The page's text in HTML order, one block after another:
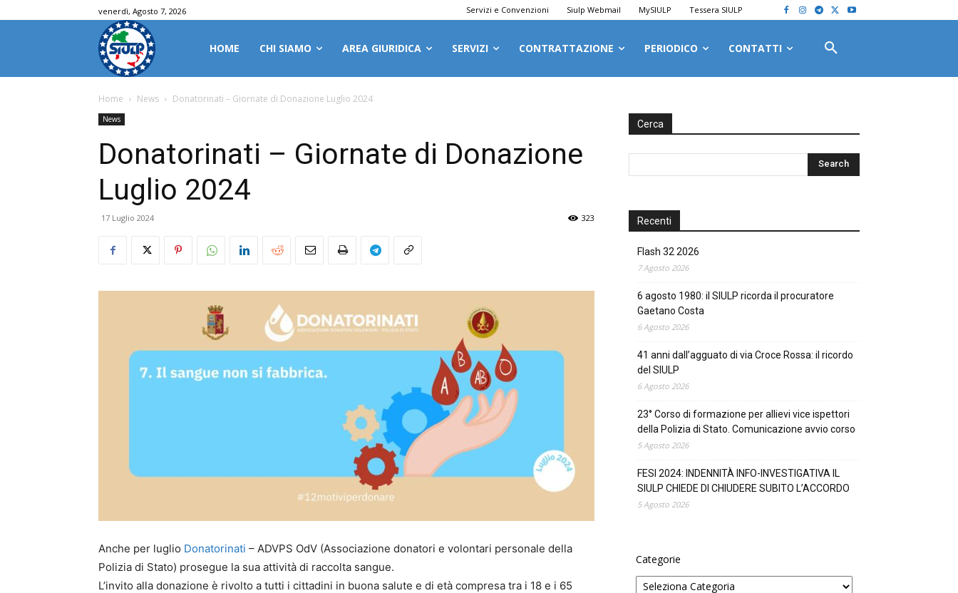
venerdì, Agosto 7, 2026 Servizi e Convenzioni Siulp Webmail MySIULP Tessera SIULP
HOME CHI SIAMO AREA GIURIDICA SERVIZI CONTRATTAZIONE PERIODICO CONTATTI
Home News Donatorinati – Giornate di Donazione Luglio 2024
News
Donatorinati – Giornate di Donazione
Luglio 2024
17 Luglio 2024 323
Anche per luglio Donatorinati – ADVPS OdV (Associazione donatori e volontari personale della
Polizia di Stato) prosegue la sua attività di raccolta sangue.
L’invito alla donazione è rivolto a tutti i cittadini in buona salute e di età compresa tra i 18 e i 65
Cerca
Recenti
Flash 32 2026
7 Agosto 2026
6 agosto 1980: il SIULP ricorda il procuratore
Gaetano Costa
6 Agosto 2026
41 anni dall’agguato di via Croce Rossa: il ricordo
del SIULP
6 Agosto 2026
23° Corso di formazione per allievi vice ispettori
della Polizia di Stato. Comunicazione avvio corso
5 Agosto 2026
FESI 2024: INDENNITÀ INFO-INVESTIGATIVA IL
SIULP CHIEDE DI CHIUDERE SUBITO L’ACCORDO
5 Agosto 2026
Categorie